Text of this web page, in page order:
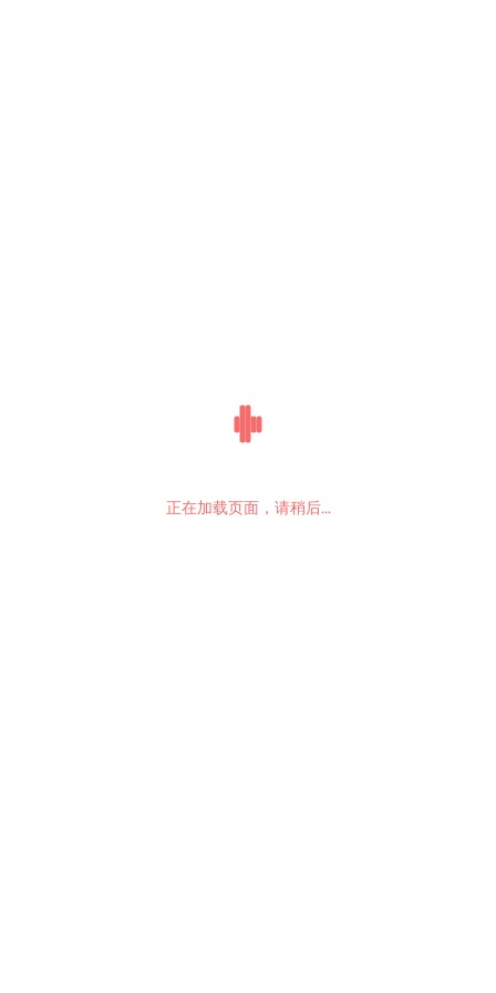
正在加载页面，请稍后...